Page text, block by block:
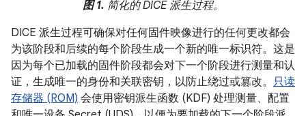
图 1. 简化的 DICE 派生过程。
DICE 派生过程可确保对任何固件映像进行的任何更改都会
为该阶段和后续的每个阶段生成一个新的唯一标识符。这是
因为每个已加载的固件阶段都会对下一个阶段进行测量和认
证，生成唯一的身份和关联密钥，以防止绕过或篡改。 只读
存储器 (ROM) 会使用密钥派生函数 (KDF) 处理测量、配置